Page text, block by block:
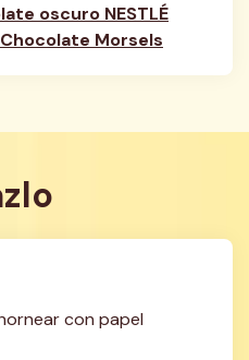
oscuro NESTLÉ
Chocolate Morsels
con papel